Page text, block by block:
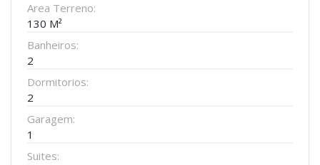
Area Terreno:
130 M²
Banheiros:
2
Dormitorios:
2
Garagem:
1
Suites: